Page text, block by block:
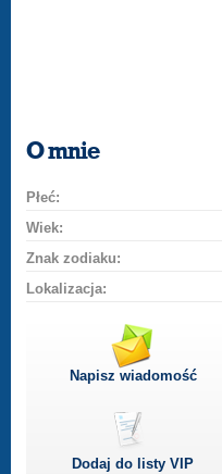
O mnie
Płeć:
Wiek:
Znak zodiaku:
Lokalizacja:
Napisz wiadomość
Dodaj do listyVIP